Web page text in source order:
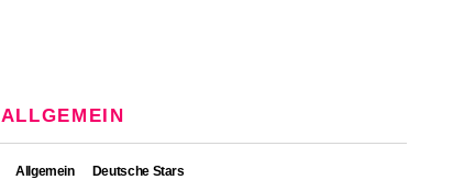
ALLGEMEIN
Allgemein Deutsche Stars